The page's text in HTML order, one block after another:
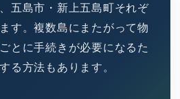
五島市・新上五島町それぞ
す。複数島にまたがって物
とに手続きが必要になるた
る方法もあります。